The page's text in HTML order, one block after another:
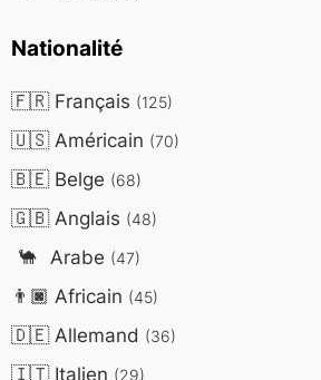
Nationalité
🇫🇷Français (125)
🇺🇸Américain (70)
🇧🇪Belge (68)
🇬🇧Anglais (48)
🐪 Arabe (47)
👨🏿 Africain (45)
🇩🇪Allemand (36)
🇮🇹Italien (29)